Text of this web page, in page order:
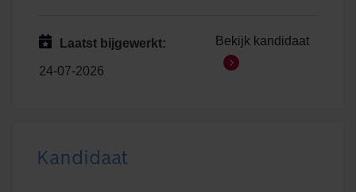
Laatst bijgewerkt:
24-07-2026
Bekijk kandidaat
Kandidaat